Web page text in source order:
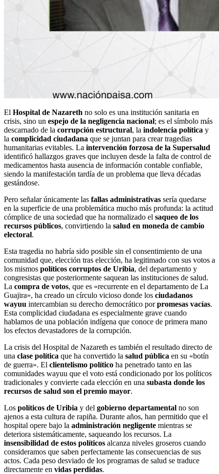
El Hospital de Nazareth no solo es una institución sanitaria en
crisis, sino un espejo de la negligencia nacional; es el símbolo más
descarnado de la corrupción estructural, la indolencia política y
la complicidad ciudadana que se juntan para crear tragedias
humanitarias evitables. La intervención forzosa de la Supersalud
identificó hallazgos graves que incluyen desde la falta de control de
medicamentos hasta ausencia de información contable confiable,
siendo la manifestación tardía de un problema que lleva décadas
gestándose.
Pero señalar únicamente las fallas administrativas sería quedarse
en la superficie de una problemática mucho más profunda: la actitud
cómplice de una sociedad que ha normalizado el saqueo de los
recursos públicos, convirtiendo la salud en moneda de cambio
electoral.
Esta tragedia no habría sido posible sin el consentimiento de una
comunidad que, elección tras elección, ha legitimado con sus votos a
los mismos políticos corruptos de Uribia, del departamento y
congresistas que posteriormente saquean las instituciones de salud.
La compra de votos, que es «recurrente en el departamento de La
Guajira», ha creado un círculo vicioso donde los ciudadanos
wayuu intercambian su derecho democrático porpromesas vacías.
Esta complicidad ciudadana es especialmente grave cuando
hablamos de una población indígena que conoce de primera mano
los efectos devastadores de la corrupción.
La crisis del Hospital de Nazareth es también el resultado directo de
una clase política que ha convertido la salud pública en su «botín
de guerra». El clientelismo político ha penetrado tanto en las
comunidades wayuu que el voto está condicionado por los políticos
tradicionales y convierte cada elección en una subasta donde los
recursos de salud son el premio mayor.
Los políticos de Uribia y del gobierno departamental no son
ajenos a esta cultura de rapiña. Durante años, han permitido que el
hospital opere bajo la administración negligente mientras se
deteriora sistemáticamente, saqueando los recursos. La
insensibilidad de estos políticos alcanza niveles groseros cuando
consideramos que saben perfectamente las consecuencias de sus
actos. Cada peso desviado de los programas de salud se traduce
directamente en vidas perdidas.